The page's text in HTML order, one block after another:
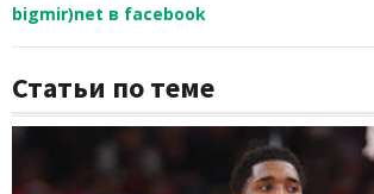
bigmir)net в facebook
Статьи по теме